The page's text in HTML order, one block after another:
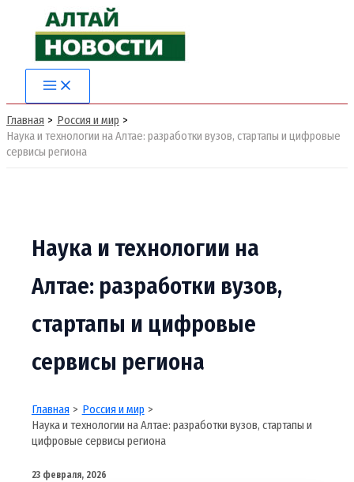
содержимому
Main
Menu
Главная
Россия и мир
Наука и технологии на Алтае: разработки вузов, стартапы и цифровые
сервисы региона
Наука и технологии на
Алтае: разработки вузов,
стартапы и цифровые
сервисы региона
Главная
Россия и мир
Наука и технологии на Алтае: разработки вузов, стартапы и
цифровые сервисы региона
23 февраля, 2026